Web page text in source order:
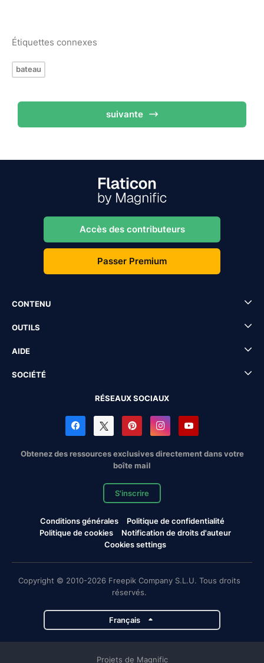
Étiquettes connexes
bateau
suivante
Accès des contributeurs
Passer Premium
CONTENU
OUTILS
AIDE
SOCIÉTÉ
RÉSEAUX SOCIAUX
Obtenez des ressources exclusives directement dans votre
boîte mail
S'inscrire
Conditions générales
Politique de confidentialité
Politique de cookies
Notification de droits d'auteur
Cookies settings
Copyright © 2010-2026 Freepik Company S.L.U. Tous droits
réservés.
Français
Projets de Magnific